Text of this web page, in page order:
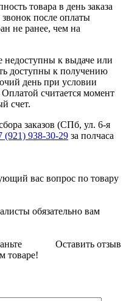
товара в день заказа
после оплаты
не ранее, чем на
недоступны к выдаче или
доступны к получению
день при условии
считается момент
счет.
заказов (СПб, ул. 6-я
(921) 938-30-29 за полчаса
вас вопрос по товару
обязательно вам
Оставить отзыв
товаре!